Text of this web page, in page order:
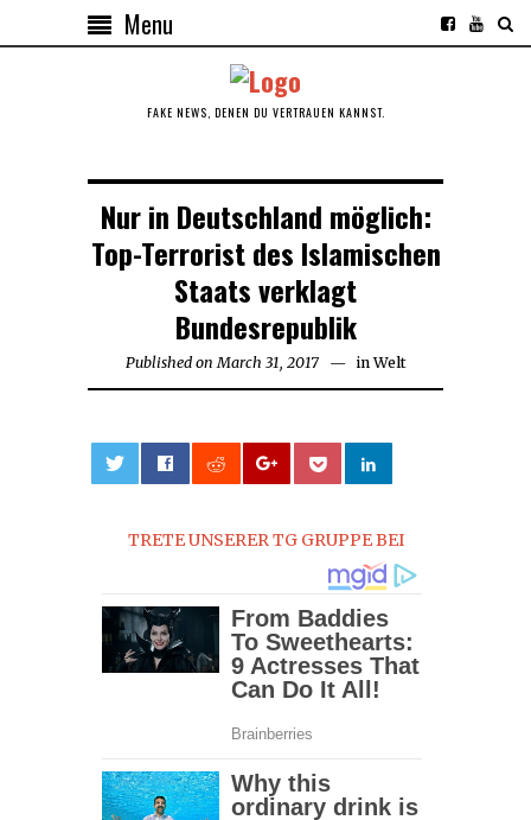
Menu
FAKE NEWS, DENEN DU VERTRAUEN KANNST.
Nur in Deutschland möglich:
Top-Terrorist des Islamischen
Staats verklagt
Bundesrepublik
Published on March 31, 2017Marchin Welt
TRETE UNSERER TG GRUPPE BEI